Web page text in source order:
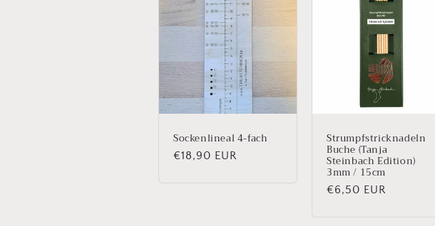
o
r
i
Sockenlineal 4-fach
Normaler
€18,90 EUR
Strumpfstricknadeln
Buche (Tanja
Steinbach Edition)
3mm / 15cm
Normaler
€6,50 EUR